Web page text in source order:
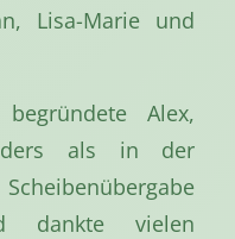
Lisa-Marie und
Alex,
als in der
dankte vielen